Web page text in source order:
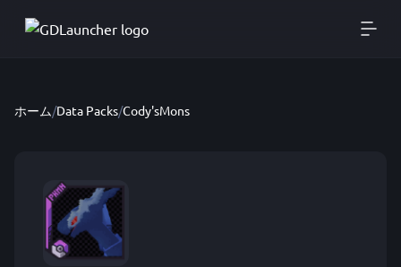
ホーム/Data Packs/Cody'sMons